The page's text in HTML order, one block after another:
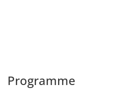
Programme